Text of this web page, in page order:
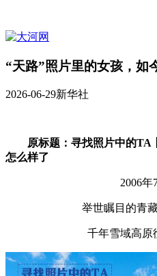
“天路”照片里的女孩，如
2026-06-29新华社
原标题：寻找照片中的TA
怎么样了
2006年
举世瞩目的青
千年雪域高原